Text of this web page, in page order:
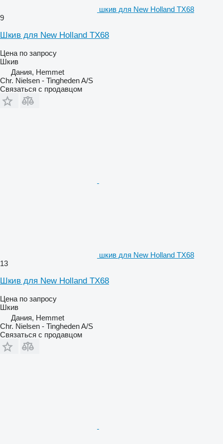
шкив для New Holland TX68
9
Шкив для New Holland TX68
Цена по запросу
Шкив
Дания, Hemmet
Chr. Nielsen - Tingheden A/S
Связаться с продавцом
шкив для New Holland TX68
13
Шкив для New Holland TX68
Цена по запросу
Шкив
Дания, Hemmet
Chr. Nielsen - Tingheden A/S
Связаться с продавцом